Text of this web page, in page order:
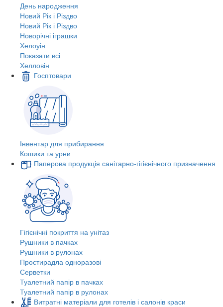
День народження
Новий Рік і Різдво
Новий Рік і Різдво
Новорічні іграшки
Хелоуін
Показати всі
Хелловін
Госптовари
Інвентар для прибирання
Кошики та урни
Паперова продукція санітарно-гігієнічного призначення
Гігієнічні покриття на унітаз
Рушники в пачках
Рушники в рулонах
Простирадла одноразові
Серветки
Туалетний папір в пачках
Туалетний папір в рулонах
Витратні матеріали для готелів і салонів краси